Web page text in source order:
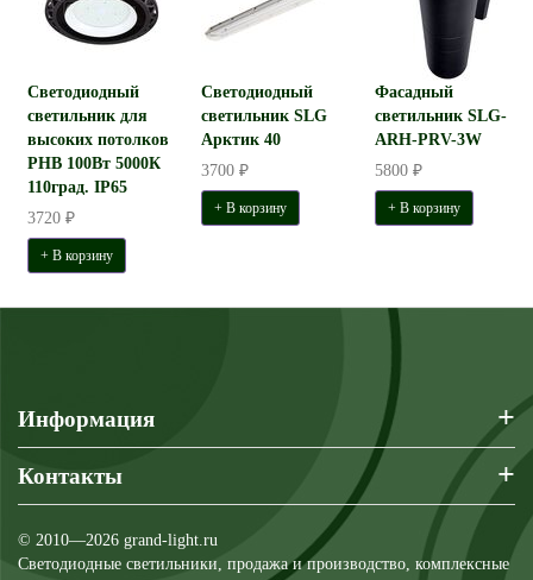
Светодиодный
светильник для
высоких потолков
PHB 100Вт 5000К
110град. IP65
3720 ₽
+ В корзину
Светодиодный
светильник SLG
Арктик 40
3700 ₽
+ В корзину
Фасадный
светильник SLG-
ARH-PRV-3W
5800 ₽
+ В корзину
Информация +
Контакты +
© 2010—2026 grand-light.ru
Светодиодные светильники, продажа и производство, комплексные